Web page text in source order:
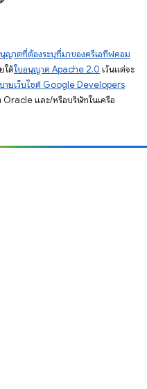
ญาตที่ต้องระบุที่มาของครีเอทีฟคอม
ใต้ใบอนุญาต Apache 2.0 เว้นแต่จะ
ายเว็บไซต์ Google Developers
Oracle และ/หรือบริษัทในเครือ